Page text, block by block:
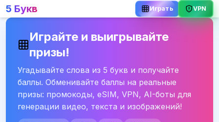
5 Букв Играть VPN
Играйте и выигрывайте
призы!
Угадывайте слова из 5 букв и получайте
баллы. Обменивайте баллы на реальные
призы: промокоды, eSIM, VPN, AI-боты для
генерации видео, текста и изображений!